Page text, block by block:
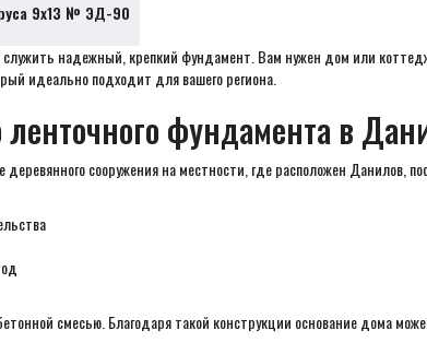
9х13 № ЭД-90
надежный, крепкий фундамент. Вам нужен дом или
идеально подходит для вашего региона.
ленточного фундамента в
сооружения на местности, где расположен Данилов,
смесью. Благодаря такой конструкции основание дома